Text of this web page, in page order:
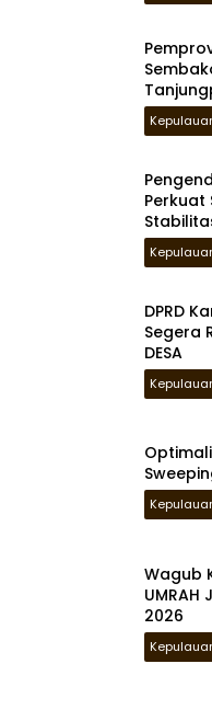
Perkuat
DPRD
Segera
DESA
Wagub
2026